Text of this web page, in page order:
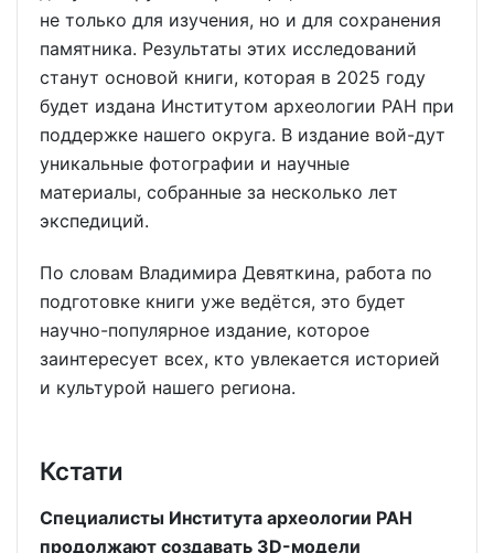
не только для изучения, но и для сохранения
памятника. Результаты этих исследований
станут основой книги, которая в 2025 году
будет издана Институтом археологии РАН при
поддержке нашего округа. В издание вой-дут
уникальные фотографии и научные
материалы, собранные за несколько лет
экспедиций.
По словам Владимира Девяткина, работа по
подготовке книги уже ведётся, это будет
научно-популярное издание, которое
заинтересует всех, кто увлекается историей
и культурой нашего региона.
Кстати
Специалисты Института археологии РАН
продолжают создавать 3D-модели